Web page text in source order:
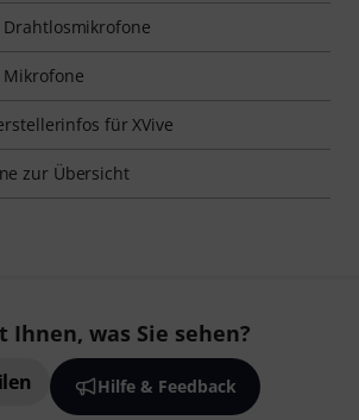
Drahtlosmikrofone
Mikrofone
für XVive
zur Übersicht
Ihnen, was Sie sehen?
Hilfe & Feedback